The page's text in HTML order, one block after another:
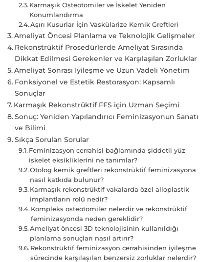
Karmaşık Osteotomiler ve İskelet Yeniden
Konumlandırma
Aşırı Kusurlar İçin Vaskülarize Kemik Greftleri
Ameliyat Öncesi Planlama ve Teknolojik Gelişmeler
Rekonstrüktif Prosedürlerde Ameliyat Sırasında
Dikkat Edilmesi Gerekenler ve Karşılaşılan Zorluklar
Ameliyat Sonrası İyileşme ve Uzun Vadeli Yönetim
Fonksiyonel ve Estetik Restorasyon: Kapsamlı
Sonuçlar
Karmaşık Rekonstrüktif FFS için Uzman Seçimi
Sonuç: Yeniden Yapılandırıcı Feminizasyonun Sanatı
ve Bilimi
Sıkça Sorulan Sorular
Feminizasyon cerrahisi bağlamında şiddetli yüz
iskelet eksikliklerini ne tanımlar?
Otolog kemik greftleri rekonstrüktif feminizasyona
nasıl katkıda bulunur?
Karmaşık rekonstrüktif vakalarda özel alloplastik
implantların rolü nedir?
Kompleks osteotomiler nelerdir ve rekonstrüktif
feminizasyonda neden gereklidir?
Ameliyat öncesi 3D teknolojisinin kullanıldığı
planlama sonuçları nasıl artırır?
Rekonstrüktif feminizasyon cerrahisinden iyileşme
sürecinde karşılaşılan benzersiz zorluklar nelerdir?